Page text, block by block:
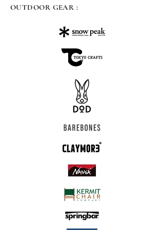
OUTDOOR GEAR :